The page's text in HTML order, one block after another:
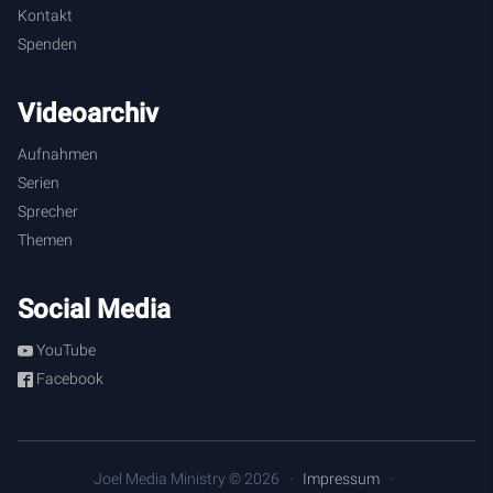
Kontakt
Spenden
Videoarchiv
Aufnahmen
Serien
Sprecher
Themen
Social Media
YouTube
Facebook
Joel Media Ministry © 2026
Impressum